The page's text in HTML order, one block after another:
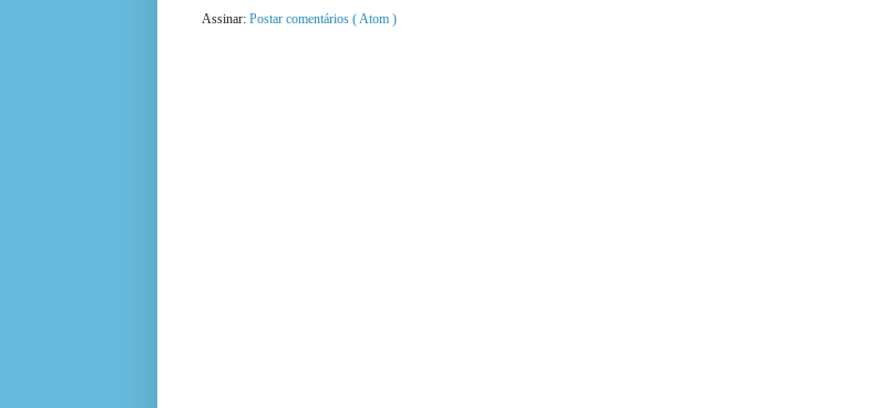
Assinar: Postar comentários ( Atom )